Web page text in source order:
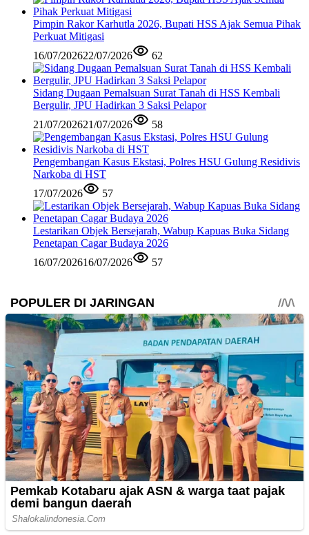
Pimpin Rakor Karhutla 2026, Bupati HSS Ajak Semua Pihak
Perkuat Mitigasi
16/07/202622/07/2026 62
Sidang Dugaan Pemalsuan Surat Tanah di HSS Kembali
Bergulir, JPU Hadirkan 3 Saksi Pelapor
21/07/202621/07/2026 58
Pengembangan Kasus Ekstasi, Polres HSU Gulung Residivis
Narkoba di HST
17/07/2026
57
Lestarikan Objek Bersejarah, Wabup Kapuas Buka Sidang
Penetapan Cagar Budaya 2026
16/07/202616/07/2026 57